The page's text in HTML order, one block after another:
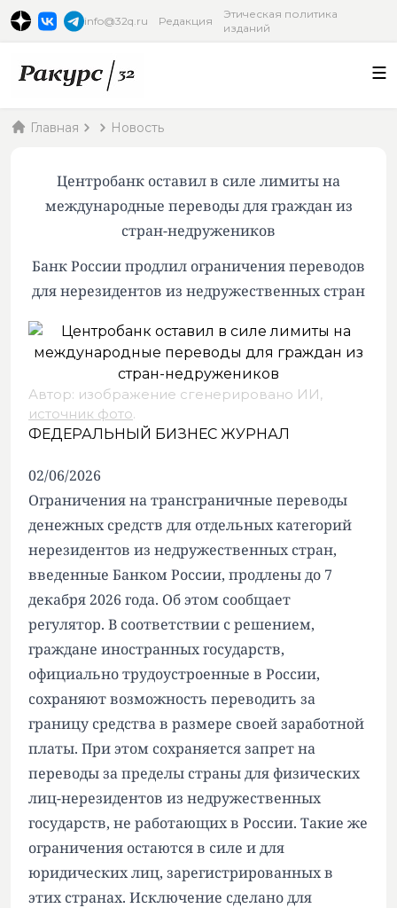
info@32q.ru Редакция
Этическая политика
изданий
Главная Новость
Центробанк оставил в силе лимиты на
международные переводы для граждан из
стран-недружеников
Банк России продлил ограничения переводов
для нерезидентов из недружественных стран
Автор: изображение сгенерировано ИИ,
источник фото.
ФЕДЕРАЛЬНЫЙ БИЗНЕС ЖУРНАЛ
02/06/2026
Ограничения на трансграничные переводы
денежных средств для отдельных категорий
нерезидентов из недружественных стран,
введенные Банком России, продлены до 7
декабря 2026 года. Об этом сообщает
регулятор. В соответствии с решением,
граждане иностранных государств,
официально трудоустроенные в России,
сохраняют возможность переводить за
границу средства в размере своей заработной
платы. При этом сохраняется запрет на
переводы за пределы страны для физических
лиц-нерезидентов из недружественных
государств, не работающих в России. Такие же
ограничения остаются в силе и для
юридических лиц, зарегистрированных в
этих странах. Исключение сделано для